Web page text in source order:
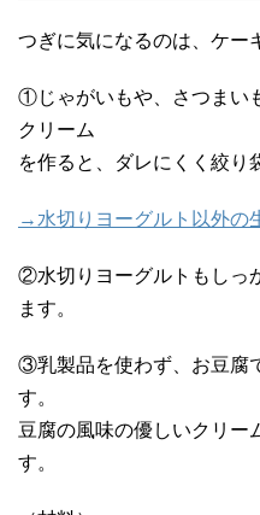
つぎに気になるのは、ケー
①じゃがいもや、さつまい
クリーム
を作ると、ダレにくく絞り
→水切りヨーグルト以外の
②水切りヨーグルトもしっ
ます。
③乳製品を使わず、お豆腐
す。
豆腐の風味の優しいクリー
す。